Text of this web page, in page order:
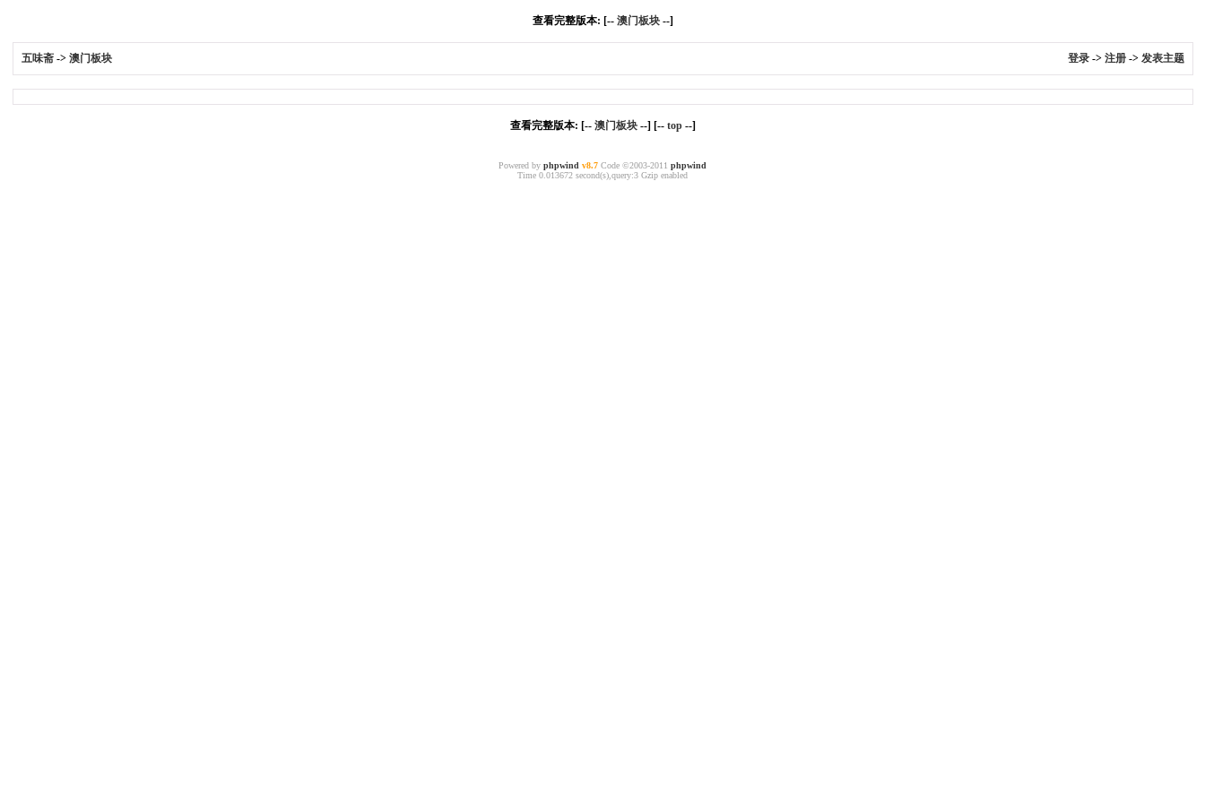
查看完整版本: [-- 澳门板块--]
五味斋-> 澳门板块 登录-> 注册-> 发表主题
查看完整版本: [-- 澳门板块--] [-- top--]
Powered by phpwind v8.7 Code ©2003-2011 phpwind
Time 0.013672 second(s),query:3 Gzip enabled